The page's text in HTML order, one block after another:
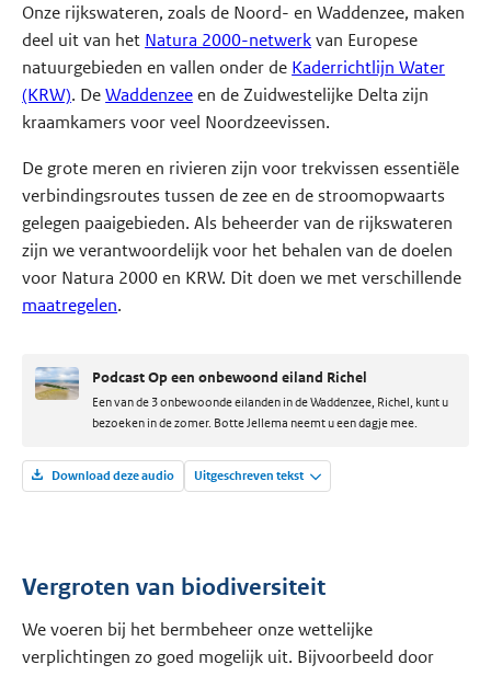
Onze rijkswateren, zoals de Noord- en Waddenzee, maken
deel uit van het Natura 2000-netwerkvan Europese
natuurgebieden en vallen onder de Kaderrichtlijn Water
(KRW). DeWaddenzeeen de Zuidwestelijke Delta zijn
kraamkamers voor veel Noordzeevissen.
De grote meren en rivieren zijn voor trekvissen essentiële
verbindingsroutes tussen de zee en de stroomopwaarts
gelegen paaigebieden. Als beheerder van de rijkswateren
zijn we verantwoordelijk voor het behalen van de doelen
voor Natura 2000 en KRW. Dit doen we met verschillende
maatregelen.
Podcast Op een onbewoond eiland Richel
Een van de 3 onbewoonde eilanden in de Waddenzee, Richel, kunt u
bezoeken in de zomer. Botte Jellema neemt u een dagje mee.
Download deze audio Uitgeschreven tekst
Vergroten van biodiversiteit
We voeren bij het bermbeheer onze wettelijke
verplichtingen zo goed mogelijk uit. Bijvoorbeeld door